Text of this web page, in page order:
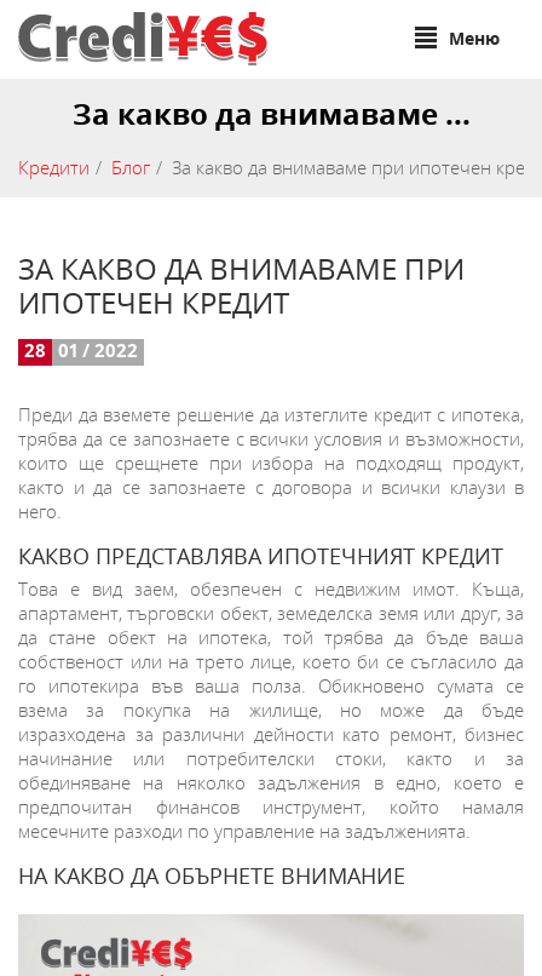
Меню
За какво да внимаваме ...
Кредити Блог За какво да внимаваме при ипотечен
ЗА КАКВО ДА ВНИМАВАМЕ ПРИ
ИПОТЕЧЕН КРЕДИТ
28 01 / 2022
Преди да вземете решение да изтеглите кредит с ипотека,
трябва да се запознаете с всички условия и възможности,
които ще срещнете при избора на подходящ продукт,
както и да се запознаете с договора и всички клаузи в
него.
КАКВО ПРЕДСТАВЛЯВА ИПОТЕЧНИЯТ КРЕДИТ
Това е вид заем, обезпечен с недвижим имот. Къща,
апартамент, търговски обект, земеделска земя или друг, за
да стане обект на ипотека, той трябва да бъде ваша
собственост или на трето лице, което би се съгласило да
го ипотекира във ваша полза. Обикновено сумата се
взема за покупка на жилище, но може да бъде
изразходена за различни дейности като ремонт, бизнес
начинание или потребителски стоки, както и за
обединяване на няколко задължения в едно, което е
предпочитан финансов инструмент, който намаля
месечните разходи по управление на задълженията.
НА КАКВО ДА ОБЪРНЕТЕ ВНИМАНИЕ